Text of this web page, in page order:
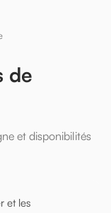
de
et disponibilités
et les